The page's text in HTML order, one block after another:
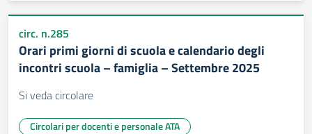
circ. n.285
Orari primi giorni di scuola e calendario degli
incontri scuola – famiglia – Settembre 2025
Si veda circolare
Circolari per docenti e personale ATA